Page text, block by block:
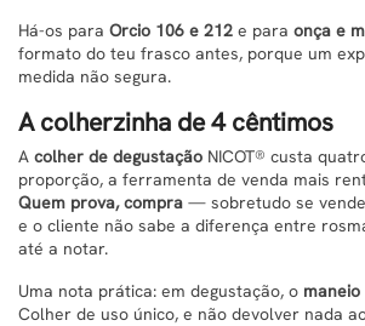
Há-os para Orcio 106 e 212 e para onça e
formato do teu frasco antes, porque um
medida não segura.
A colherzinha de 4 cêntimos
A colher de degustação NICOT® custa
proporção, a ferramenta de venda mais
Quem prova, compra — sobretudo se
e o cliente não sabe a diferença entre
até a notar.
Uma nota prática: em degustação, o maneio
Colher de uso único, e não devolver nada